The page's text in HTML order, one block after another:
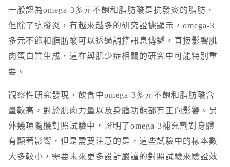
一般認為omega-3多元不飽和脂肪酸是抗發炎的脂肪，
但除了抗發炎，有越來越多的研究證據顯示，omega-3
多元不飽和脂肪酸可以透過調控訊息傳遞，直接影響肌
肉蛋白質生成，這在與肌少症相關的研究中可能特別重
要。
觀察性研究發現，飲食中omega-3多元不飽和脂肪酸含
量較高，對於肌肉力量以及身體功能都有正向影響。另
外幾項隨機對照試驗中，證明了omega-3補充劑對身體
有顯著影響，但是需要注意的是，這些試驗中的樣本數
大多較小，需要未來更多設計嚴謹的對照試驗來驗證效